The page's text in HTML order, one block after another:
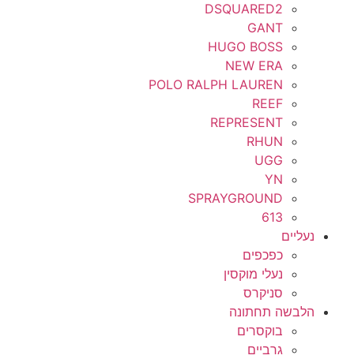
DSQUARED2
GANT
HUGO BOSS
NEW ERA
POLO RALPH LAUREN
REEF
REPRESENT
RHUN
UGG
YN
SPRAYGROUND
613
נעליים
כפכפים
נעלי מוקסין
סניקרס
הלבשה תחתונה
בוקסרים
גרביים